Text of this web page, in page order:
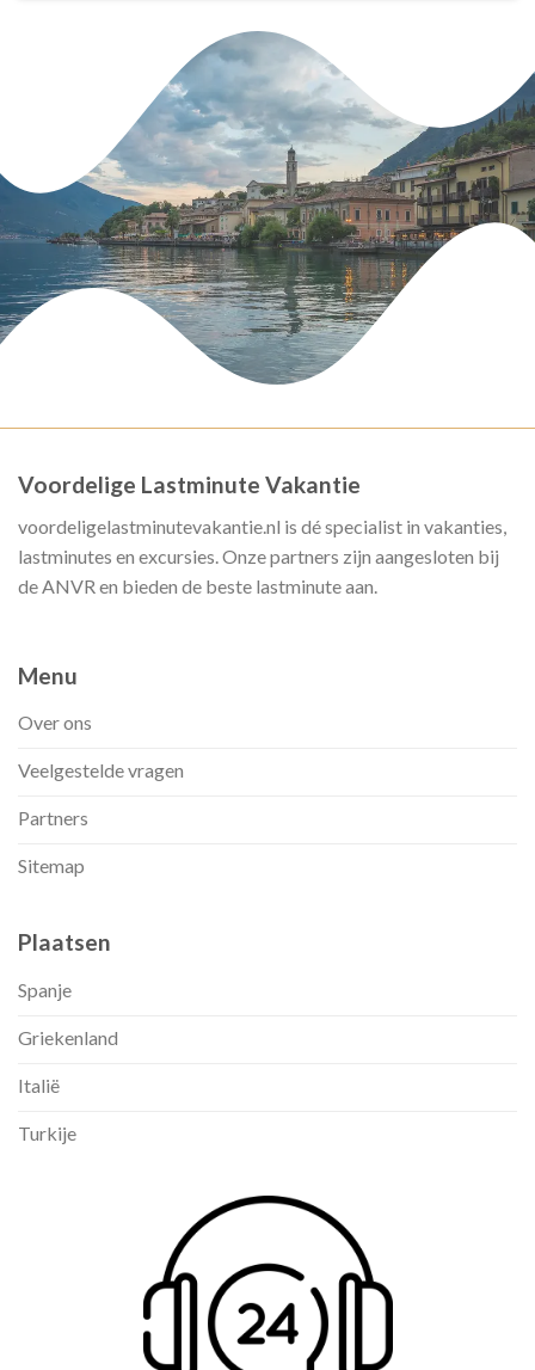
Voordelige Lastminute Vakantie
voordeligelastminutevakantie.nl is dé specialist in vakanties,
lastminutes en excursies. Onze partners zijn aangesloten bij
de ANVR en bieden de beste lastminute aan.
Menu
Over ons
Veelgestelde vragen
Partners
Sitemap
Plaatsen
Spanje
Griekenland
Italië
Turkije